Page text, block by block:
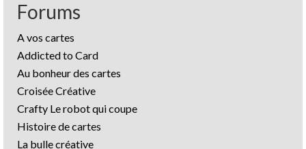
Forums
A vos cartes
Addicted to Card
Au bonheur des cartes
Croisée Créative
Crafty Le robot qui coupe
Histoire de cartes
La bulle créative